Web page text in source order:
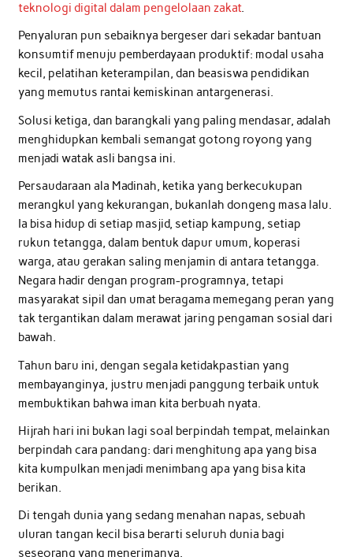
teknologi digital dalam pengelolaan zakat.
Penyaluran pun sebaiknya bergeser dari sekadar bantuan
konsumtif menuju pemberdayaan produktif: modal usaha
kecil, pelatihan keterampilan, dan beasiswa pendidikan
yang memutus rantai kemiskinan antargenerasi.
Solusi ketiga, dan barangkali yang paling mendasar, adalah
menghidupkan kembali semangat gotong royong yang
menjadi watak asli bangsa ini.
Persaudaraan ala Madinah, ketika yang berkecukupan
merangkul yang kekurangan, bukanlah dongeng masa lalu.
Ia bisa hidup di setiap masjid, setiap kampung, setiap
rukun tetangga, dalam bentuk dapur umum, koperasi
warga, atau gerakan saling menjamin di antara tetangga.
Negara hadir dengan program-programnya, tetapi
masyarakat sipil dan umat beragama memegang peran yang
tak tergantikan dalam merawat jaring pengaman sosial dari
bawah.
Tahun baru ini, dengan segala ketidakpastian yang
membayanginya, justru menjadi panggung terbaik untuk
membuktikan bahwa iman kita berbuah nyata.
Hijrah hari ini bukan lagi soal berpindah tempat, melainkan
berpindah cara pandang: dari menghitung apa yang bisa
kita kumpulkan menjadi menimbang apa yang bisa kita
berikan.
Di tengah dunia yang sedang menahan napas, sebuah
uluran tangan kecil bisa berarti seluruh dunia bagi
seseorang yang menerimanya.